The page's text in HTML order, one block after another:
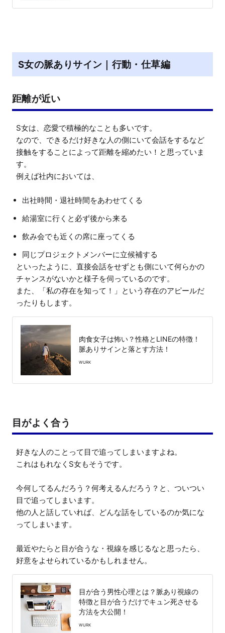
S女の脈ありサイン｜行動・仕草編
距離が近い
S女は、恋愛で積極的なことも多いです。
なので、できるだけ好きな人の側にいて会話をするなど
接触をすることによって距離を縮めたい！と思っていま
す。
例えば社内においては、
出社時間・退社時間をあわせてくる
給湯室に行くと必ず後から来る
飲み会でも近くの席に座ってくる
同じプロジェクトメンバーに立候補する
といったように、直接会話をせずとも側にいて何らかの
チャンスがないかと様子を伺っているのです。
また、「私の存在を知って！」という存在のアピールだ
ったりもします。
肉食女子は怖い？性格とLINEの特徴！
脈ありサインと落とす方法！
WURK
目がよく合う
好きな人のことって目で追ってしまいますよね。
これはもれなくS女もそうです。
今何してるんだろう？何考えるんだろう？と、ついつい
目で追ってしまいます。
他の人と話していれば、どんな話をしているのか気にな
ってしまいます。
最近やたらと目が合うな・視線を感じるなと思ったら、
好意をよせられているかもしれません。
目が合う男性心理とは？脈あり視線の
特徴と目が合うだけでキュン死させる
方法を大公開！
WURK